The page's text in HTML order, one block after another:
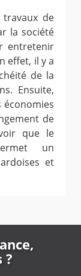
travaux de
la société
entretenir
effet, il y a
de la
Ensuite,
de
que le
un
et
?